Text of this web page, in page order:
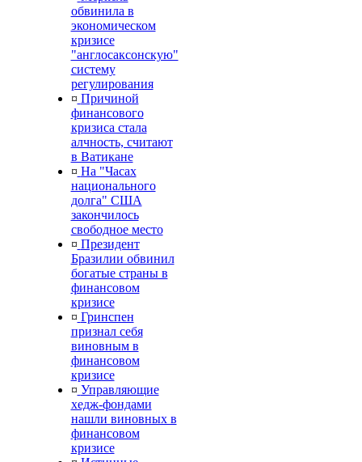
обвинила в
экономическом
кризисе
"англосаксонскую"
систему
регулирования
¤ Причиной
финансового
кризиса стала
алчность, считают
в Ватикане
¤ На "Часах
национального
долга" США
закончилось
свободное место
¤ Президент
Бразилии обвинил
богатые страны в
финансовом
кризисе
¤ Гринспен
признал себя
виновным в
финансовом
кризисе
¤ Управляющие
хедж-фондами
нашли виновных в
финансовом
кризисе